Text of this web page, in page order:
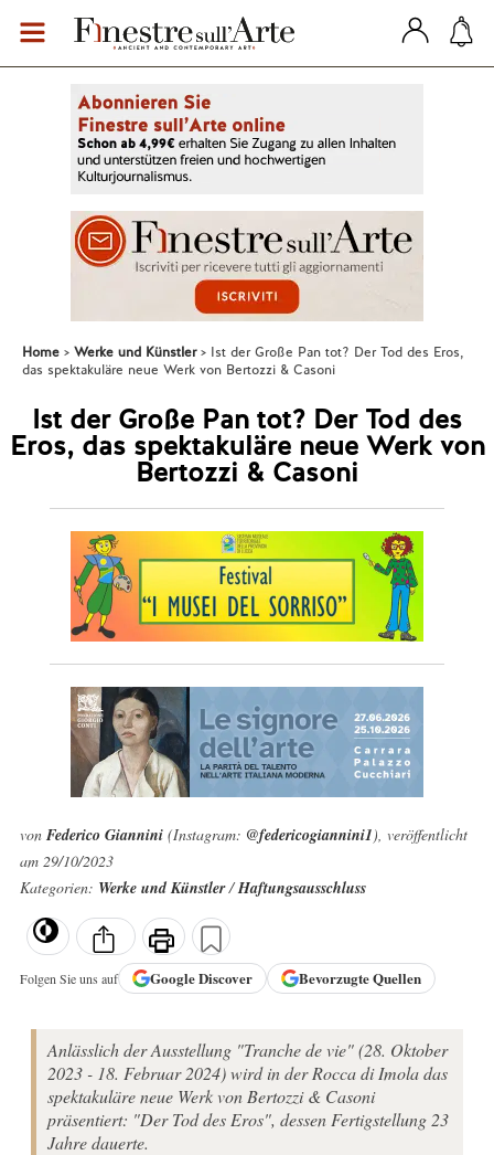
Home Werke und Künstler
Ist der Große Pan tot? Der Tod des Eros,
das spektakuläre neue Werk von Bertozzi & Casoni
Ist der Große Pan tot? Der Tod des
Eros, das spektakuläre neue Werk von
Bertozzi & Casoni
von Federico Giannini(Instagram: @federicogiannini1), veröffentlicht
am 29/10/2023
Kategorien: Werke und Künstler/Haftungsausschluss
Folgen Sie uns auf GoogleDiscover Bevorzugte Quellen
Anlässlich der Ausstellung "Tranche de vie" (28. Oktober
2023 - 18. Februar 2024) wird in der Rocca di Imola das
spektakuläre neue Werk von Bertozzi & Casoni
präsentiert: "Der Tod des Eros", dessen Fertigstellung 23
Jahre dauerte.